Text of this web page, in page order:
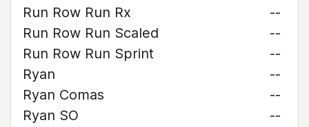
Run Row Run Rx
--
Run Row Run Scaled
--
Run Row Run Sprint
--
Ryan
--
Ryan Comas
--
Ryan SO
--